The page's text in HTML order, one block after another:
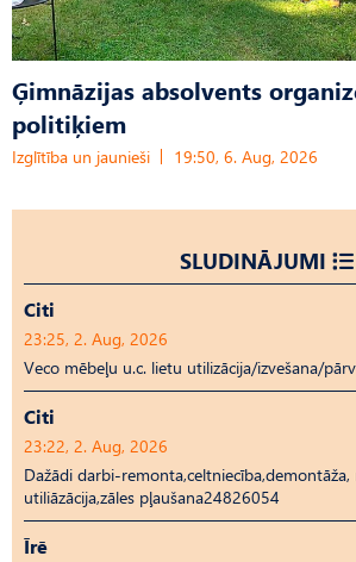
Ģimnāzijas absolvents
politiķiem
Izglītība un jaunieši 19:50, 6. Aug, 2026
SLUDINĀJUMI
Citi
23:25, 2. Aug, 2026
Veco mēbeļu u.c. lietu utilizācija/izvešana/
Citi
23:22, 2. Aug, 2026
Dažādi darbi-remonta,celtniecība,demontāža,
utiliāzācija,zāles pļaušana24826054
Īrē